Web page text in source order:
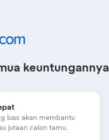
keuntungannya
luas akan membantu
jutaan calon tamu.